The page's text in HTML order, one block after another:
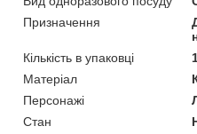
Призначення
Кількість в упаковці
Матеріал
Персонажі
Стан